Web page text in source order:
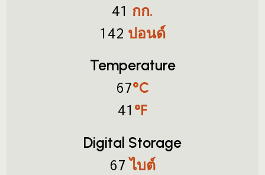
41 กก.
142 ปอนด์
Temperature
67°C
41 °F
Digital Storage
67 ไบต์